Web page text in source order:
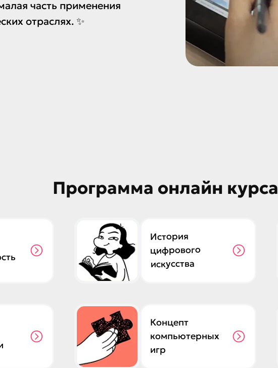
часть применения
отраслях. ✨
Программа онлайн курса
История
цифрового
искусства
Концепт
компьютерных
игр